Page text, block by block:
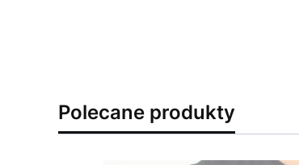
Polecane produkty